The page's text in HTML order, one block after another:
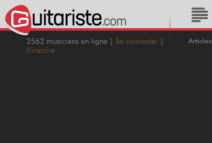
2562 musiciens en ligne | Se connecter |
S'inscrire
Articles